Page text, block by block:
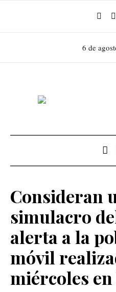
6 de
Consideran
simulacro
alerta a la
móvil
miércoles